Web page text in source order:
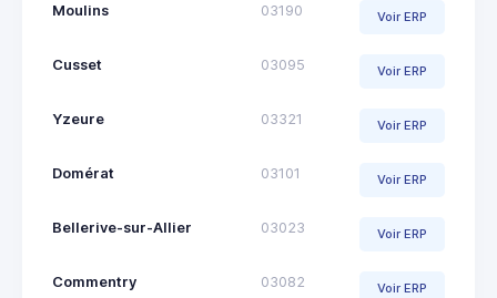
Moulins 03190 Voir ERP
Cusset 03095 Voir ERP
Yzeure 03321 Voir ERP
Domérat 03101 Voir ERP
Bellerive-sur-Allier 03023 Voir ERP
Commentry 03082 Voir ERP